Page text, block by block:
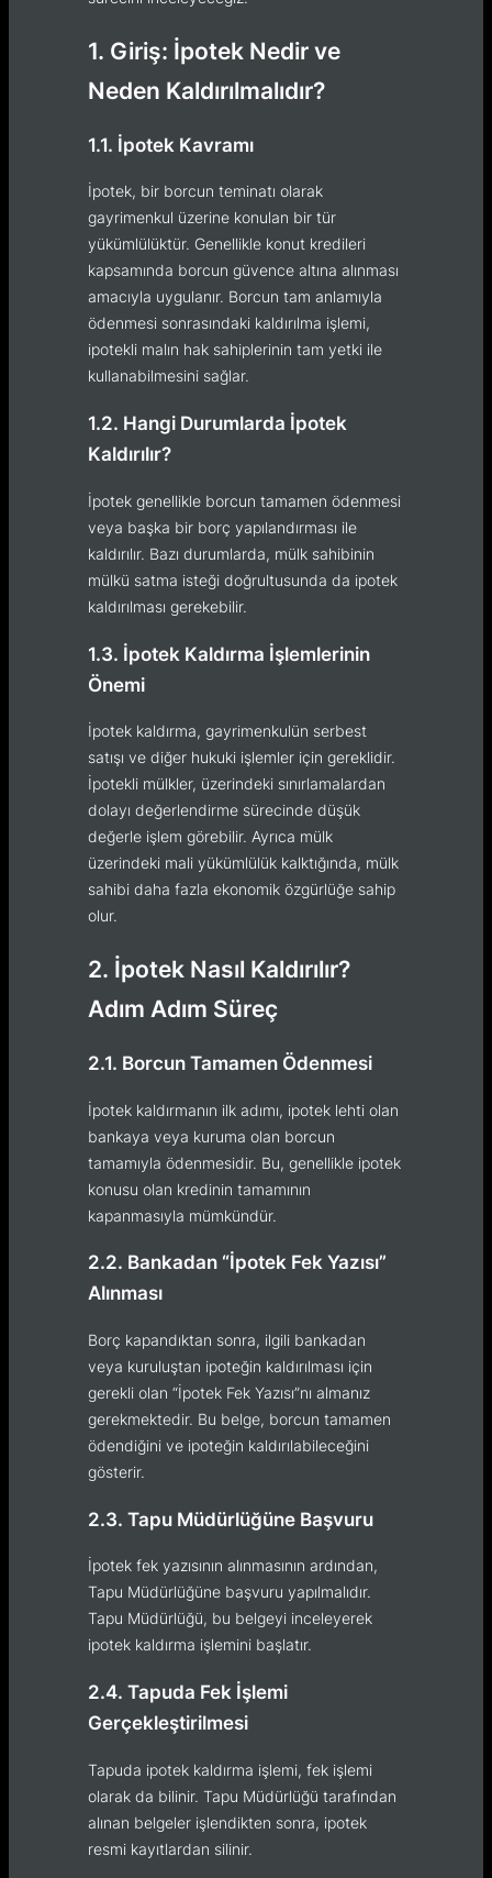
1. Giriş: İpotek Nedir ve
Neden Kaldırılmalıdır?
1.1. İpotek Kavramı
İpotek, bir borcun teminatı olarak
gayrimenkul üzerine konulan bir tür
yükümlülüktür. Genellikle konut kredileri
kapsamında borcun güvence altına alınması
amacıyla uygulanır. Borcun tam anlamıyla
ödenmesi sonrasındaki kaldırılma işlemi,
ipotekli malın hak sahiplerinin tam yetki ile
kullanabilmesini sağlar.
1.2. Hangi Durumlarda İpotek
Kaldırılır?
İpotek genellikle borcun tamamen ödenmesi
veya başka bir borç yapılandırması ile
kaldırılır. Bazı durumlarda, mülk sahibinin
mülkü satma isteği doğrultusunda da ipotek
kaldırılması gerekebilir.
1.3. İpotek Kaldırma İşlemlerinin
Önemi
İpotek kaldırma, gayrimenkulün serbest
satışı ve diğer hukuki işlemler için gereklidir.
İpotekli mülkler, üzerindeki sınırlamalardan
dolayı değerlendirme sürecinde düşük
değerle işlem görebilir. Ayrıca mülk
üzerindeki mali yükümlülük kalktığında, mülk
sahibi daha fazla ekonomik özgürlüğe sahip
olur.
2. İpotek Nasıl Kaldırılır?
Adım Adım Süreç
2.1. Borcun Tamamen Ödenmesi
İpotek kaldırmanın ilk adımı, ipotek lehti olan
bankaya veya kuruma olan borcun
tamamıyla ödenmesidir. Bu, genellikle ipotek
konusu olan kredinin tamamının
kapanmasıyla mümkündür.
2.2. Bankadan “İpotek Fek Yazısı”
Alınması
Borç kapandıktan sonra, ilgili bankadan
veya kuruluştan ipoteğin kaldırılması için
gerekli olan “İpotek Fek Yazısı”nı almanız
gerekmektedir. Bu belge, borcun tamamen
ödendiğini ve ipoteğin kaldırılabileceğini
gösterir.
2.3. Tapu Müdürlüğüne Başvuru
İpotek fek yazısının alınmasının ardından,
Tapu Müdürlüğüne başvuru yapılmalıdır.
Tapu Müdürlüğü, bu belgeyi inceleyerek
ipotek kaldırma işlemini başlatır.
2.4. Tapuda Fek İşlemi
Gerçekleştirilmesi
Tapuda ipotek kaldırma işlemi, fek işlemi
olarak da bilinir. Tapu Müdürlüğü tarafından
alınan belgeler işlendikten sonra, ipotek
resmi kayıtlardan silinir.